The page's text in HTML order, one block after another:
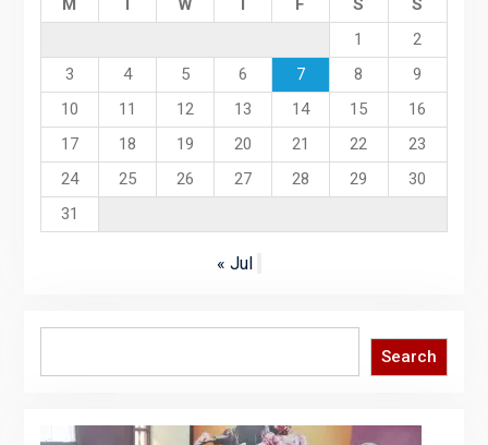
1
2
3
4 5 6 7 8
9
10
11 12 13 14 15
16
17
18 19 20 21 22
23
24
25 26 27 28 29
30
31
« Jul
Search